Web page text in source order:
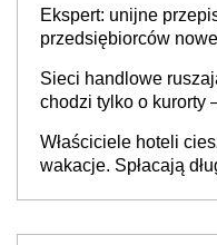
Ekspert: unijne
przedsiębiorców
Sieci handlowe
chodzi tylko o kurorty
cichu
Właściciele hoteli
wakacje. Spłacają